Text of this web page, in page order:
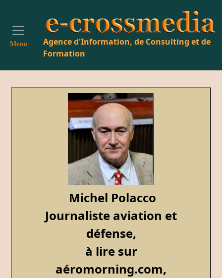
Menu
Agence d'Information, de Consulting et de
Formation
Michel Polacco
Journaliste aviation et
défense,
à lire sur
aéromorning.com,